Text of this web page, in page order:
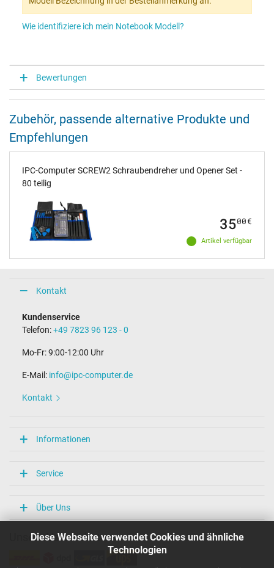
Diese Webseite verwendet Cookies und ähnliche
Technologien
Wie identifiziere ich mein Notebook Modell?
Bewertungen
Zubehör, passende alternative Produkte und
Empfehlungen
IPC-Computer SCREW2 Schraubendreher und Opener Set -
80 teilig
Artikel verfügbar
3500€
Kontakt
Kundenservice
Telefon:+49 7823 96 123 - 0
Mo-Fr: 9:00-12:00 Uhr
E-Mail: info@ipc-computer.de
Kontakt
Informationen
Service
Über Uns
Unsere Versandarten